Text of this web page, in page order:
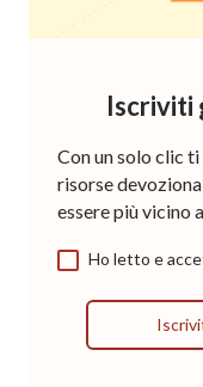
Iscriviti
Con un solo clic
risorse
essere più vicino
Ho letto e